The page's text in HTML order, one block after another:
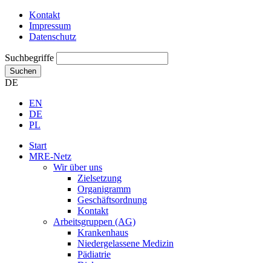
Kontakt
Impressum
Datenschutz
Suchbegriffe
Suchen
DE
EN
DE
PL
Start
MRE-Netz
Wir über uns
Zielsetzung
Organigramm
Geschäftsordnung
Kontakt
Arbeitsgruppen (AG)
Krankenhaus
Niedergelassene Medizin
Pädiatrie